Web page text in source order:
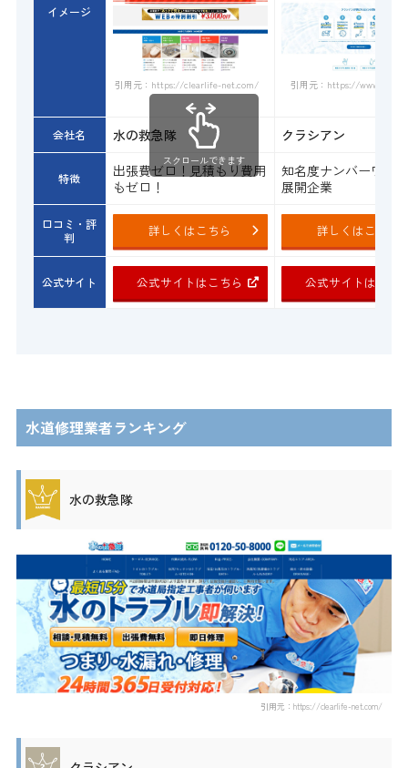
イメージ
引用元：https://clearlife-net.com/ 引用元：https://
会社名 水の救急隊 クラシアン
特徴
出張費ゼロ！見積もり費用
もゼロ！
知名度ナンバーワン
展開企業
口コミ・評
判
詳しくはこちら 詳しくはこちら
公式サイト 公式サイトはこちら 公式サイトはこち
スクロールできます
水道修理業者ランキング
水の救急隊
引用元：https://clearlife-net.com/